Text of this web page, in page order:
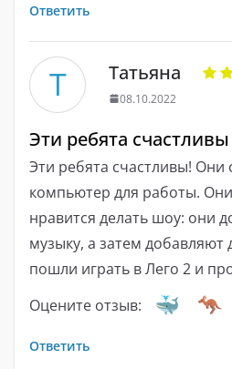
Ответить
Т Татьяна
08.10.2022
Эти ребята счастливы
Эти ребята счастливы! Они
компьютер для работы.
нравится делать шоу: они
музыку, а затем добавляют
пошли играть в Лего 2 и
Оцените отзыв:
Ответить